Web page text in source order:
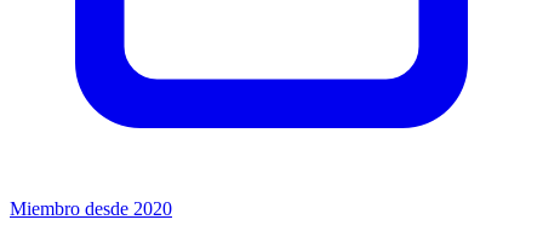
Miembro desde 2020